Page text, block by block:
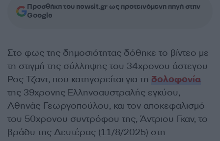
Προσθήκη του newsit.gr ως προτεινόμενη πηγή στην
Google
Στο φως της δημοσιότητας δόθηκε το βίντεο με
τη στιγμή της σύλληψης του 34χρονου άστεγου
Ρος Τζαντ, που κατηγορείται για τη δολοφονία
της 39χρονης Ελληνοαυστραλής εγκύου,
Αθηνάς Γεωργοπούλου, και τον αποκεφαλισμό
του 50χρονου συντρόφου της, Άντριου Γκαν, το
βράδυ της Δευτέρας (11/8/2025) στη